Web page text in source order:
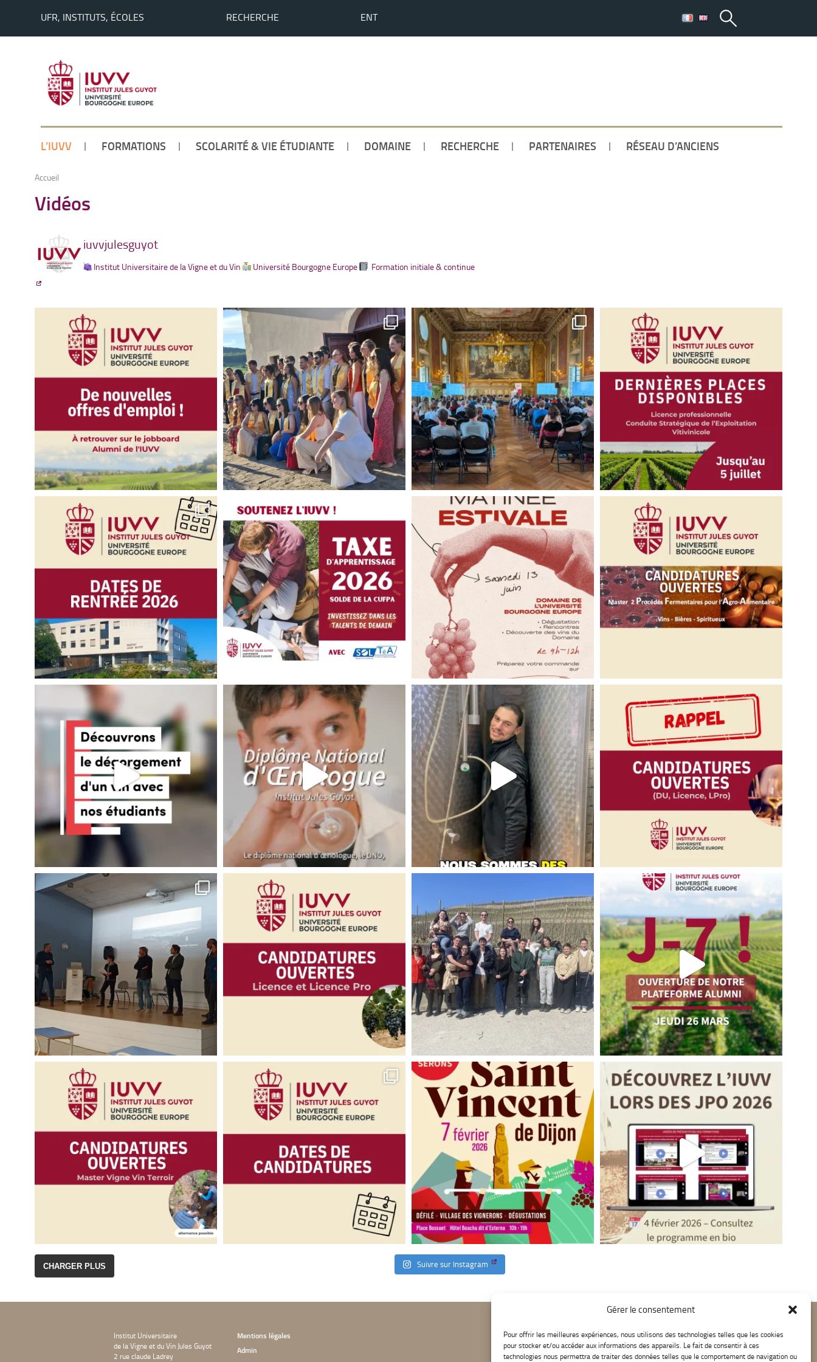
Gérer le consentement
Pour offrir les meilleures expériences, nous utilisons des technologies telles que les cookies
pour stocker et/ou accéder aux informations des appareils. Le fait de consentir à ces
technologies nous permettra de traiter des données telles que le comportement de navigation ou
UFR, INSTITUTS, ÉCOLES RECHERCHE ENT
L’IUVV FORMATIONS SCOLARITÉ & VIE ÉTUDIANTE DOMAINE RECHERCHE PARTENAIRES RÉSEAU D’ANCIENS
Accueil
Vidéos
iuvvjulesguyot
Institut Universitaire de la Vigne et du Vin Université Bourgogne Europe Formation initiale & continue
CHARGER PLUS Suivre sur Instagram
Institut Universitaire
de la Vigne et du Vin Jules Guyot
2 rue claude Ladrey
Mentions légales
Admin